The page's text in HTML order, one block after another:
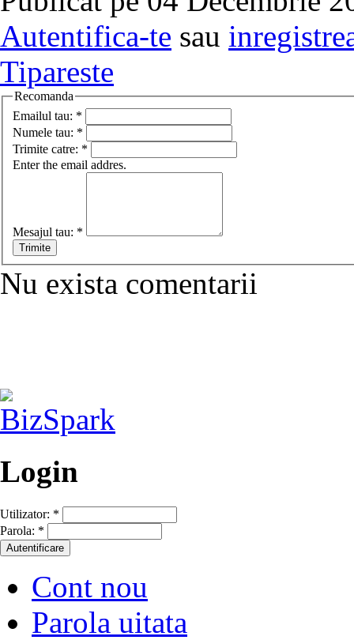
Autentifica-te sau
Tipareste
Recomanda
Emailul tau: *
Numele tau: *
Trimite catre: *
Enter the email addres.
Mesajul tau: *
Nu exista comentarii
Login
Utilizator: *
Parola: *
Cont nou
Parola uitata